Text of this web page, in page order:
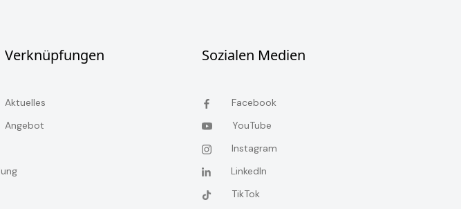
Verknüpfungen
Aktuelles
Angebot
Sozialen Medien
Facebook
YouTube
Instagram
LinkedIn
TikTok